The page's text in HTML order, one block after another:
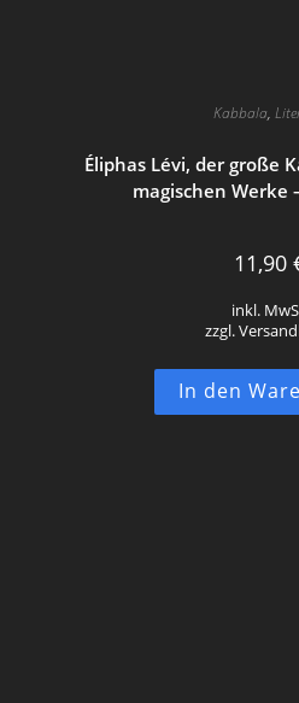
Kabbala,
Éliphas Lévi, der große
magischen Werke
11,90
inkl.
zzgl.
In den